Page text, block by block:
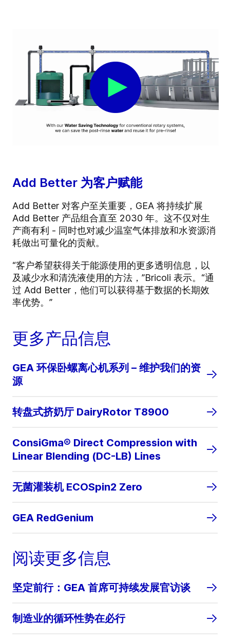
Add Better 为客户赋能
Add Better 对客户至关重要，GEA 将持续扩展
Add Better 产品组合直至 2030 年。这不仅对生
产商有利 - 同时也对减少温室气体排放和水资源消
耗做出可量化的贡献。
“客户希望获得关于能源使用的更多透明信息，以
及减少水和清洗液使用的方法，”Bricoli 表示。“通
过 Add Better，他们可以获得基于数据的长期效
率优势。”
更多产品信息
GEA 环保卧螺离心机系列 – 维护我们的资
源
转盘式挤奶厅 DairyRotor T8900
ConsiGma® Direct Compression with
Linear Blending (DC-LB) Lines
无菌灌装机 ECOSpin2 Zero
GEA RedGenium
阅读更多信息
坚定前行：GEA 首席可持续发展官访谈
制造业的循环性势在必行